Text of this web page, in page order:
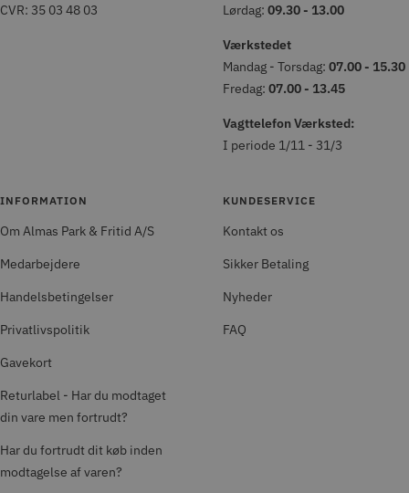
CVR: 35 03 48 03
Lørdag: 09.30 - 13.00
Værkstedet
Mandag - Torsdag: 07.00 - 15.30
Fredag: 07.00 - 13.45
Vagttelefon Værksted:
I periode 1/11 - 31/3
INFORMATION
Om Almas Park & Fritid A/S
Medarbejdere
Handelsbetingelser
Privatlivspolitik
Gavekort
Returlabel - Har du modtaget
din vare men fortrudt?
Har du fortrudt dit køb inden
modtagelse af varen?
KUNDESERVICE
Kontakt os
Sikker Betaling
Nyheder
FAQ